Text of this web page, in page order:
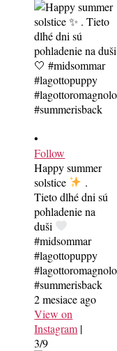
•
Follow
Happy summer
solstice
.
Tieto dlhé dni sú
pohladenie na
duši
#midsommar
#lagottopuppy
#lagottoromagnolo
#summerisback
2 mesiace ago
View on
Instagram |
3/9